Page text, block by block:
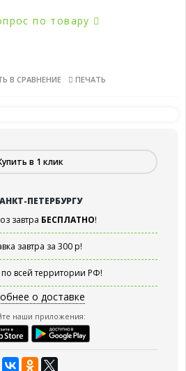
по товару
В СРАВНЕНИЕ ПЕЧАТЬ
в 1 клик
ПЕТЕРБУРГУ
завтра БЕСПЛАТНО!
завтра за 300 р!
всей территории РФ!
о доставке
наши приложения: